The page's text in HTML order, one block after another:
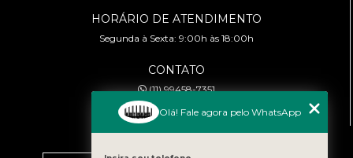
HORÁRIO DE ATENDIMENTO
Segunda à Sexta: 9:00h às 18:00h
CONTATO
(11) 99458-7351
cursoabtrans@gmail.com
Olá! Fale agora pelo WhatsApp